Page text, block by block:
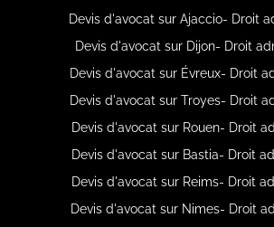
Devis d'avocat sur Ajaccio- Droit
Devis d'avocat sur Dijon- Droit
Devis d'avocat sur Évreux- Droit
Devis d'avocat sur Troyes- Droit
Devis d'avocat sur Rouen- Droit
Devis d'avocat sur Bastia- Droit
Devis d'avocat sur Reims- Droit
Devis d'avocat sur Nimes- Droit